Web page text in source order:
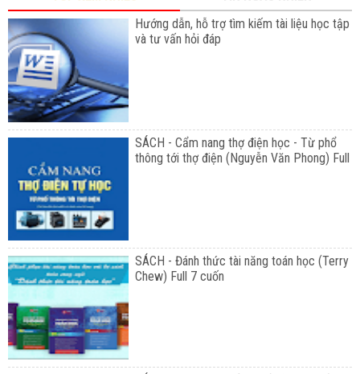
Hướng dẫn, hỗ trợ tìm kiếm tài liệu học tập
và tư vấn hỏi đáp
SÁCH - Cẩm nang thợ điện học - Từ phổ
thông tới thợ điện (Nguyễn Văn Phong) Full
SÁCH - Đánh thức tài năng toán học (Terry
Chew) Full 7 cuốn